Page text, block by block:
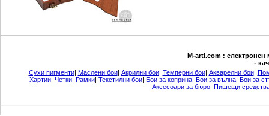
М-arti.com : електронен
-
| Сухи пигменти| Маслени бои| Акрилни бои| Темперни бои| Акварелни бои|
Хартии| Четки| Рамки| Текстилни бои| Бои за коприна| Бои за вълна| Бои за
Аксесоари за бюро| Пишещи